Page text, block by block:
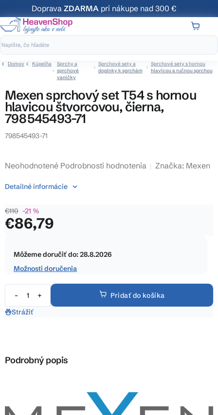
na
obsah
Doprava ZDARMA pri nákupe nad 300 €
Domov Kúpeľňa
Sprchy a
sprchové
vaničky
Sprchové sety a
doplnky k sprchám
Sprchové sety s hornou
hlavicou a ručnou sprchou
Mexen sprchový set T54 s hornou
hlavicou štvorcovou, čierna,
798545493-71
798545493-71
Priemerné
produktu
0,0
z
Neohodnotené Podrobnosti hodnotenia Značka: Mexen
€110 –21 %
€86,79
cena:
Môžeme doručiť do:28.8.2026
Možnosti doručenia
Pridať do košíka
Detailné informácie
Strážiť
Podrobný popis